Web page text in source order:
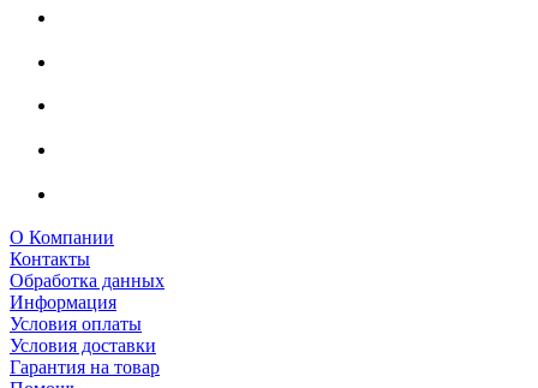
О Компании
Контакты
Обработка данных
Информация
Условия оплаты
Условия доставки
Гарантия на товар